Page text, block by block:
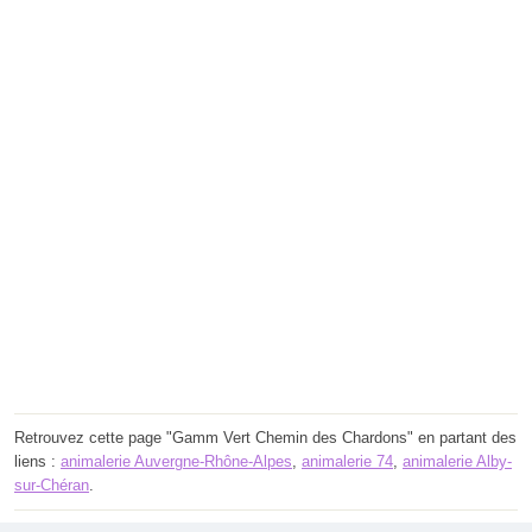
Retrouvez cette page "Gamm Vert Chemin des Chardons" en partant des
liens : animalerie Auvergne-Rhône-Alpes animalerie 74 animalerie Alby-
sur-Chéran